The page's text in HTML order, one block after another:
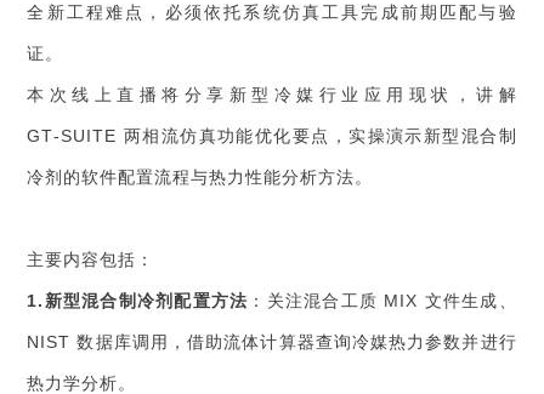
全新工程难点，必须依托系统仿真工具完成前期匹配与验
证。
本次线上直播将分享新型冷媒行业应用现状，讲解
GT‑SUITE 两相流仿真功能优化要点，实操演示新型混合制
冷剂的软件配置流程与热力性能分析方法。
主要内容包括：
1.新型混合制冷剂配置方法 ：关注混合工质 MIX 文件生成、
NIST 数据库调用，借助流体计算器查询冷媒热力参数并进行
热力学分析。